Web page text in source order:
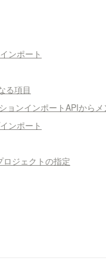
ンポート
る項目
ョンインポートAPIから
ンポート
ジェクトの指定